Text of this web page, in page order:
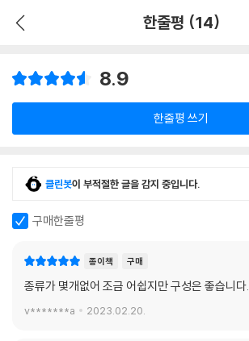
한줄평 (14)
8.9
한줄평 쓰기
클린봇이 부적절한 글을 감지 중입니다.
구매한줄평
종이책 구매
종류가 몇개없어 조금 어쉽지만 구성은 좋습니다.
v*******a 2023.02.20.